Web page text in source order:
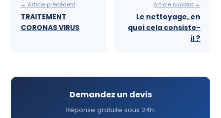
← Article précédent
TRAITEMENT
CORONAS VIRUS
Article suivant →
Le nettoyage, en
quoi cela consiste-
il ?
Demandez un devis
Réponse gratuite sous 24h.